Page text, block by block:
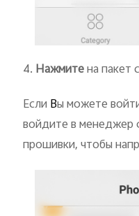
4. Нажмитена пакет
Если Вы можете
войдите в менеджер
прошивки, чтобы